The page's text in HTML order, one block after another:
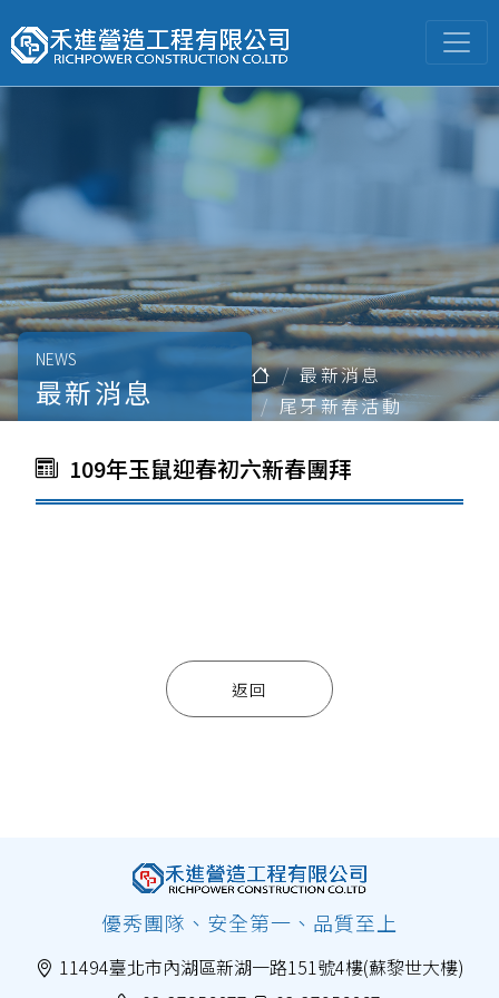
NEWS
最新消息
最新消息
尾牙新春活動
109年玉鼠迎春初六新春團拜
返回
優秀團隊、安全第一、品質至上
11494臺北市內湖區新湖一路151號4樓(蘇黎世大樓)